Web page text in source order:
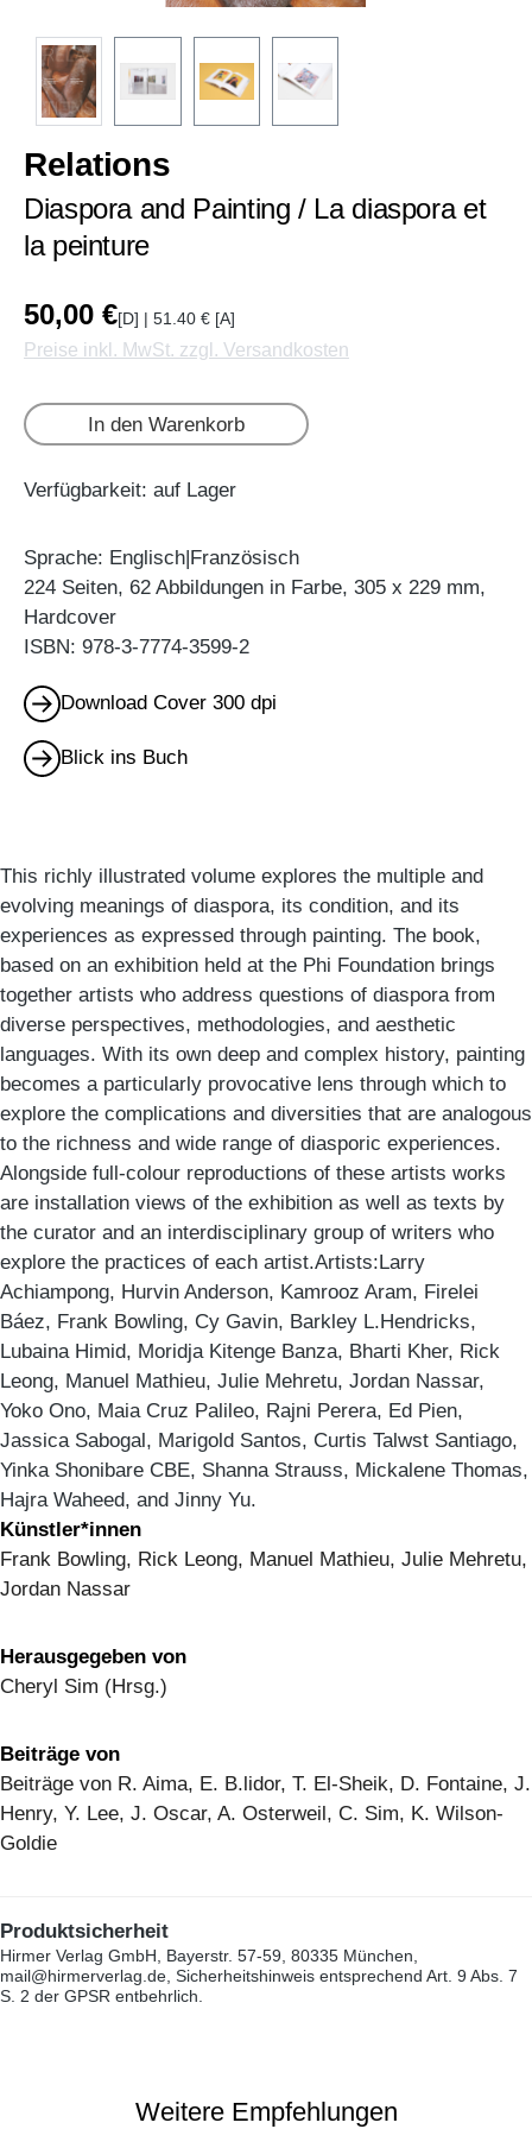
Relations
Diaspora and Painting / La diaspora et
la peinture
50,00 €[D] | 51.40 € [A]
Preise inkl. MwSt. zzgl. Versandkosten
In den Warenkorb
Verfügbarkeit: auf Lager
Sprache: Englisch|Französisch
224 Seiten, 62 Abbildungen in Farbe, 305 x 229 mm,
Hardcover
ISBN: 978-3-7774-3599-2
Download Cover 300 dpi
Blick ins Buch
This richly illustrated volume explores the multiple and
evolving meanings of diaspora, its condition, and its
experiences as expressed through painting. The book,
based on an exhibition held at the Phi Foundation brings
together artists who address questions of diaspora from
diverse perspectives, methodologies, and aesthetic
languages. With its own deep and complex history, painting
becomes a particularly provocative lens through which to
explore the complications and diversities that are analogous
to the richness and wide range of diasporic experiences.
Alongside full-colour reproductions of these artists works
are installation views of the exhibition as well as texts by
the curator and an interdisciplinary group of writers who
explore the practices of each artist.Artists:Larry
Achiampong, Hurvin Anderson, Kamrooz Aram, Firelei
Báez, Frank Bowling, Cy Gavin, Barkley L.Hendricks,
Lubaina Himid, Moridja Kitenge Banza, Bharti Kher, Rick
Leong, Manuel Mathieu, Julie Mehretu, Jordan Nassar,
Yoko Ono, Maia Cruz Palileo, Rajni Perera, Ed Pien,
Jassica Sabogal, Marigold Santos, Curtis Talwst Santiago,
Yinka Shonibare CBE, Shanna Strauss, Mickalene Thomas,
Hajra Waheed, and Jinny Yu.
Künstler*innen
Frank Bowling, Rick Leong, Manuel Mathieu, Julie Mehretu,
Jordan Nassar
Herausgegeben von
Cheryl Sim (Hrsg.)
Beiträge von
Beiträge von R. Aima, E. B.lidor, T. El-Sheik, D. Fontaine, J.
Henry, Y. Lee, J. Oscar, A. Osterweil, C. Sim, K. Wilson-
Goldie
Produktsicherheit
Hirmer Verlag GmbH, Bayerstr. 57-59, 80335 München,
mail@hirmerverlag.de, Sicherheitshinweis entsprechend Art. 9 Abs. 7
S. 2 der GPSR entbehrlich.
Weitere Empfehlungen